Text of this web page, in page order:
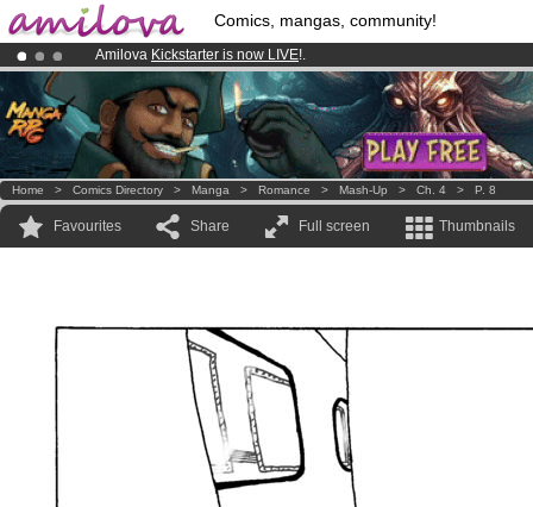
Comics, mangas, community!
Amilova Kickstarter is now LIVE!.
Already 100000membersand 1000comics & mangas!.
Premium membership from3.95 euros per month !Get membership
Home > Comics Directory > Manga > Romance > Mash-Up > Ch. 4 > P. 8
Favourites Share Full screen Thumbnails